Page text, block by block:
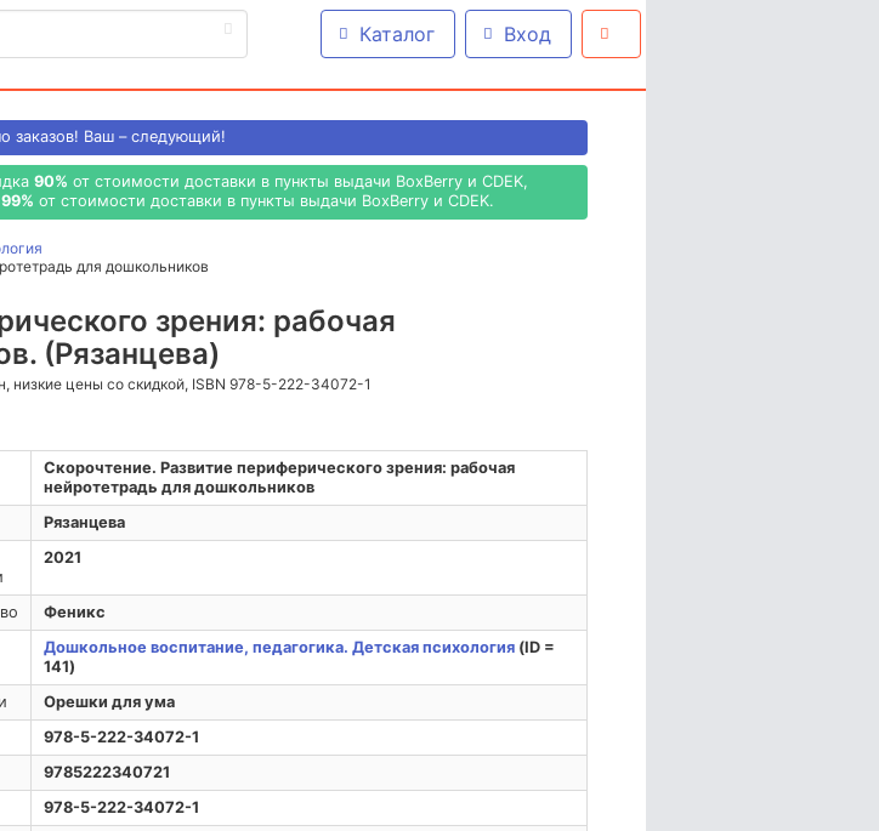
Каталог Вход
заказов! Ваш – следующий!
90% от стоимости доставки в пункты выдачи BoxBerry и CDEK,
99% от стоимости доставки в пункты выдачи BoxBerry и CDEK.
для дошкольников
зрения: рабочая
(Рязанцева)
низкие цены со скидкой, ISBN 978-5-222-34072-1
Скорочтение. Развитие периферического зрения: рабочая
нейротетрадь для дошкольников
Рязанцева
2021
Феникс
Дошкольное воспитание, педагогика. Детская психология(ID =
141)
Орешки для ума
978-5-222-34072-1
9785222340721
978-5-222-34072-1